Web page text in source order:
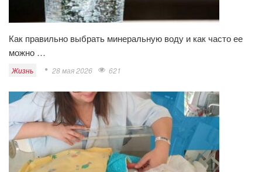
Как правильно выбрать минеральную воду и как часто ее
можно …
Жизнь 28 мая 2026 621